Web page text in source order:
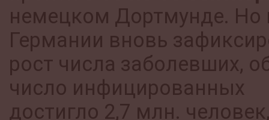
немецком Дортмунде. Но
Германии вновь
рост числа заболевших,
число инфицированных
достигло 2,7 млн.